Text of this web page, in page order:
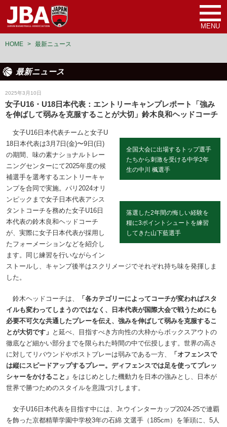
MENU
HOME > 最新ニュース
最新ニュース
2025年3月10日
女子U16・U18日本代表：エントリーキャンプレポート「強み
を伸ばして弱みを克服することが大切」鈴木良和ヘッドコーチ
全国大会に出場するトップ選手
たちから刺激を受ける中学2年
生の中川 楓選手
落選した2年間の悔しい経験を
糧に3ポイントシュートを練習
してきた山下藍選手
女子U16日本代表チームと女子U
18日本代表は3月7日(金)〜9日(日)
の期間、味の素ナショナルトレー
ニングセンターにて2025年度の候
補選手を選考するエントリーキャ
ンプを合同で実施。パリ2024オリ
ンピックまで女子日本代表アシス
タントコーチを務めた女子U16日
本代表の鈴木良和ヘッドコーチ
が、実際に女子日本代表が採用し
たフォーメーションなどを紹介し
ます。同じ練習を行いながらイン
ストールし、キャンプ後半はスクリメージでそれぞれ持ち味を発揮しま
した。
鈴木ヘッドコーチは、
「各カテゴリーによってコーチが変わればスタ
イルも変わってしまうのではなく、日本代表が国際大会で戦うためにも
必要不可欠な共通したプレーを伝え、強みを伸ばして弱みを克服するこ
とが大切です」 と延べ、目指すべき方向性の大枠からボックスアウトの
徹底など細かい部分までを限られた時間の中で伝授します。世界の高さ
に対してリバウンドやポストプレーは弱みである一方、
「オフェンスで
は縦にスピードアップするプレー。ディフェンスでは足を使ってプレッ
シャーをかけること」 をはじめとした機動力を日本の強みとし、日本が
世界で勝つためのスタイルを意識づけします。
女子U16日本代表を目指す中には、Jr.ウインターカップ2024-25で連覇
を飾った京都精華学園中学校3年の石綿 文選手（185cm）を筆頭に、5人